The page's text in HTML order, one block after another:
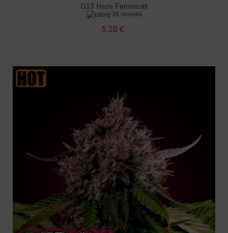
G13 Haze Feminizált
38 reviews
5.20 €